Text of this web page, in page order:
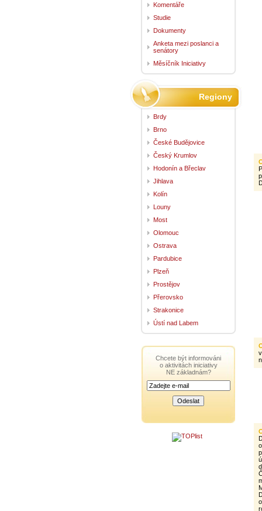
Komentáře
Studie
Dokumenty
Anketa mezi poslanci a
senátory
Měsíčník Iniciativy
Regiony
Brdy
Brno
České Budějovice
Český Krumlov
Hodonín a Břeclav
Jihlava
Kolín
Louny
Most
Olomouc
Ostrava
Pardubice
Plzeň
Prostějov
Přerovsko
Strakonice
Ústí nad Labem
Chcete být informováni
o aktivitách iniciativy
NE základnám?